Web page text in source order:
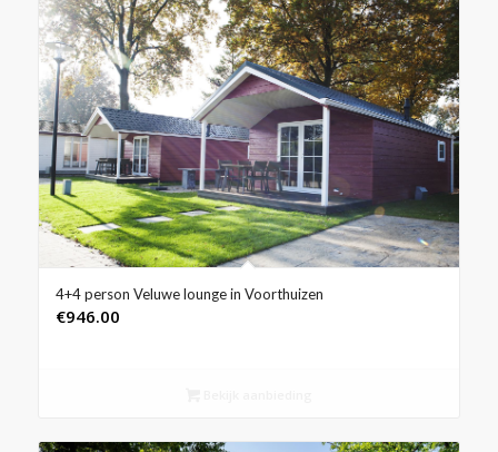
4+4 person Veluwe lounge in Voorthuizen
€946.00